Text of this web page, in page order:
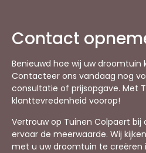
Contact
Benieuwd hoe wij uw droomtuin
Contacteer ons vandaag nog
consultatie of prijsopgave. Met
klanttevredenheid voorop!
Vertrouw op Tuinen Colpaert bij
ervaar de meerwaarde. Wij
met u uw droomtuin te creëren